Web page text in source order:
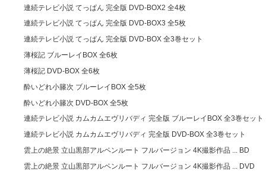
連続テレビ小説 てっぱん 完全版 DVD-BOX2 全4枚
連続テレビ小説 てっぱん 完全版 DVD-BOX3 全5枚
連続テレビ小説 てっぱん 完全版 DVD-BOX 全3巻セット
薄桜記 ブルーレイBOX 全6枚
薄桜記 DVD-BOX 全6枚
酔いどれ小籐次 ブルーレイBOX 全5枚
酔いどれ小籐次 DVD-BOX 全5枚
連続テレビ小説 カムカムエヴリバディ 完全版 ブルーレイBOX 全3巻セット
連続テレビ小説 カムカムエヴリバディ 完全版 DVD-BOX 全3巻セット
雲上の絶景 立山黒部アルペンルート フルバージョン 4K撮影作品 ... BD
雲上の絶景 立山黒部アルペンルート フルバージョン 4K撮影作品 ... DVD